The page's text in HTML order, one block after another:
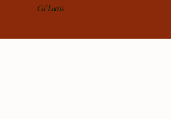
Ca' Lattis